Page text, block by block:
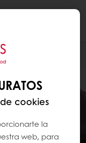
cookies
la
web, para